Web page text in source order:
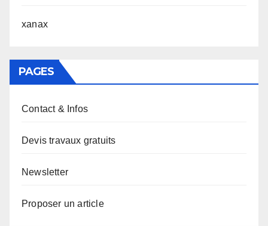
xanax
PAGES
Contact & Infos
Devis travaux gratuits
Newsletter
Proposer un article